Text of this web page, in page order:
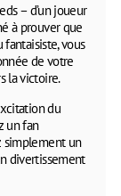
– d’un joueur
à prouver que
vous
de votre
la victoire.
du
un fan
simplement un
divertissement